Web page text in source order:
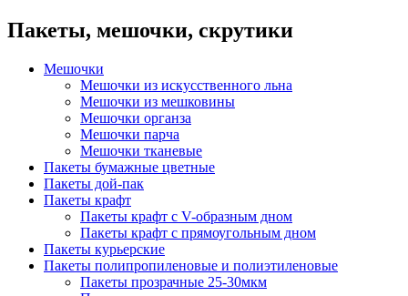
Пакеты, мешочки, скрутики
Мешочки
Мешочки из искусственного льна
Мешочки из мешковины
Мешочки органза
Мешочки парча
Мешочки тканевые
Пакеты бумажные цветные
Пакеты дой-пак
Пакеты крафт
Пакеты крафт с V-образным дном
Пакеты крафт с прямоугольным дном
Пакеты курьерские
Пакеты полипропиленовые и полиэтиленовые
Пакеты прозрачные 25-30мкм